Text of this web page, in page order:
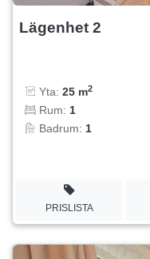
Lägenhet 2
Yta: 25 m2
Rum: 1
Badrum: 1
PRISLISTA